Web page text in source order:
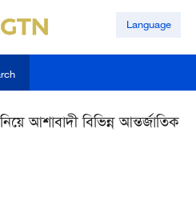
Language
আশাবাদী বিভিন্ন আন্তর্জাতিক